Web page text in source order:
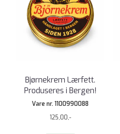
Bjørnekrem Lærfett.
Produseres i Bergen!
Vare nr. 1100990088
125,00,-